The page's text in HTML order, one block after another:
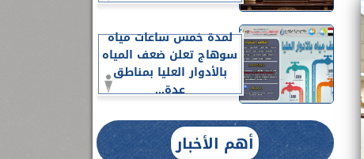
لمدة خمس ساعات مياه
سوهاج تعلن ضعف المياه
بالأدوار العليا بمناطق
عدة...
أهم الأخبار